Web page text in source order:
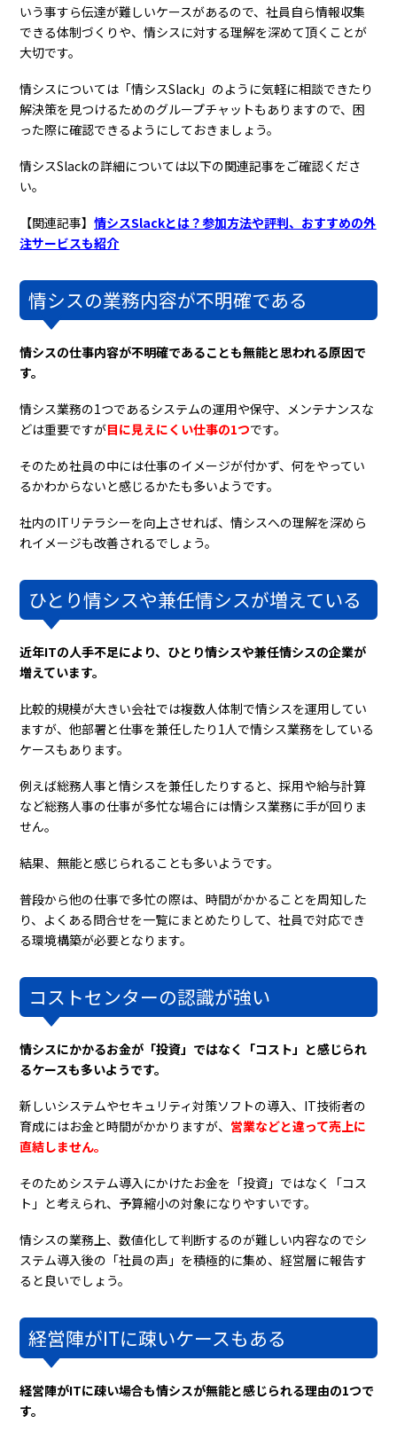
いう事すら伝達が難しいケースがあるので、社員自ら情報収集
できる体制づくりや、情シスに対する理解を深めて頂くことが
大切です。
情シスについては「情シスSlack」のように気軽に相談できたり
解決策を見つけるためのグループチャットもありますので、困
った際に確認できるようにしておきましょう。
情シスSlackの詳細については以下の関連記事をご確認くださ
い。
【関連記事】情シスSlackとは？参加方法や評判、おすすめの外
注サービスも紹介
情シスの業務内容が不明確である
情シスの仕事内容が不明確であることも無能と思われる原因で
す。
情シス業務の1つであるシステムの運用や保守、メンテナンスな
どは重要ですが目に見えにくい仕事の1つです。
そのため社員の中には仕事のイメージが付かず、何をやってい
るかわからないと感じるかたも多いようです。
社内のITリテラシーを向上させれば、情シスへの理解を深めら
れイメージも改善されるでしょう。
ひとり情シスや兼任情シスが増えている
近年ITの人手不足により、ひとり情シスや兼任情シスの企業が
増えています。
比較的規模が大きい会社では複数人体制で情シスを運用してい
ますが、他部署と仕事を兼任したり1人で情シス業務をしている
ケースもあります。
例えば総務人事と情シスを兼任したりすると、採用や給与計算
など総務人事の仕事が多忙な場合には情シス業務に手が回りま
せん。
結果、無能と感じられることも多いようです。
普段から他の仕事で多忙の際は、時間がかかることを周知した
り、よくある問合せを一覧にまとめたりして、社員で対応でき
る環境構築が必要となります。
コストセンターの認識が強い
情シスにかかるお金が「投資」ではなく「コスト」と感じられ
るケースも多いようです。
新しいシステムやセキュリティ対策ソフトの導入、IT技術者の
育成にはお金と時間がかかりますが、 営業などと違って売上に
直結しません。
そのためシステム導入にかけたお金を「投資」ではなく「コス
ト」と考えられ、予算縮小の対象になりやすいです。
情シスの業務上、数値化して判断するのが難しい内容なのでシ
ステム導入後の「社員の声」を積極的に集め、経営層に報告す
ると良いでしょう。
経営陣がITに疎いケースもある
経営陣がITに疎い場合も情シスが無能と感じられる理由の1つで
す。